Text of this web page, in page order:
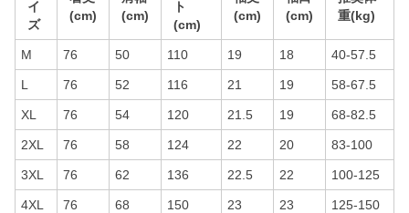
イ
ズ
(cm)
(cm)
ト
(cm)
(cm)
(cm)
重(kg)
M 76 50 110 19 18 40-57.5
L 76 52 116 21 19 58-67.5
XL 76 54 120 21.5 19 68-82.5
2XL 76 58 124 22 20 83-100
3XL 76 62 136 22.5 22 100-125
4XL 76 68 150 23 23 125-150